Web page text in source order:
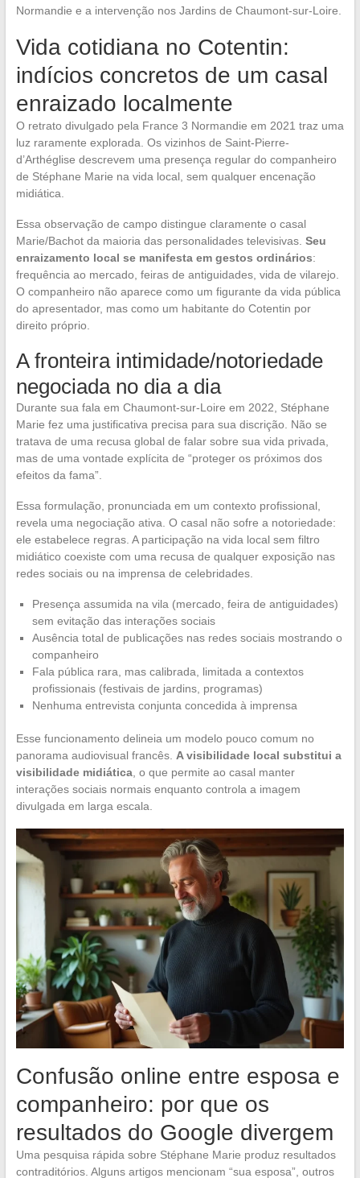
Normandie e a intervenção nos Jardins de Chaumont-sur-Loire.
Vida cotidiana no Cotentin:
indícios concretos de um casal
enraizado localmente
O retrato divulgado pela France 3 Normandie em 2021 traz uma
luz raramente explorada. Os vizinhos de Saint-Pierre-
d’Arthéglise descrevem uma presença regular do companheiro
de Stéphane Marie na vida local, sem qualquer encenação
midiática.
Essa observação de campo distingue claramente o casal
Marie/Bachot da maioria das personalidades televisivas. Seu
enraizamento local se manifesta em gestos ordinários:
frequência ao mercado, feiras de antiguidades, vida de vilarejo.
O companheiro não aparece como um figurante da vida pública
do apresentador, mas como um habitante do Cotentin por
direito próprio.
A fronteira intimidade/notoriedade
negociada no dia a dia
Durante sua fala em Chaumont-sur-Loire em 2022, Stéphane
Marie fez uma justificativa precisa para sua discrição. Não se
tratava de uma recusa global de falar sobre sua vida privada,
mas de uma vontade explícita de “proteger os próximos dos
efeitos da fama”.
Essa formulação, pronunciada em um contexto profissional,
revela uma negociação ativa. O casal não sofre a notoriedade:
ele estabelece regras. A participação na vida local sem filtro
midiático coexiste com uma recusa de qualquer exposição nas
redes sociais ou na imprensa de celebridades.
Presença assumida na vila (mercado, feira de antiguidades)
sem evitação das interações sociais
Ausência total de publicações nas redes sociais mostrando o
companheiro
Fala pública rara, mas calibrada, limitada a contextos
profissionais (festivais de jardins, programas)
Nenhuma entrevista conjunta concedida à imprensa
Esse funcionamento delineia um modelo pouco comum no
panorama audiovisual francês. A visibilidade local substitui a
visibilidade midiática, o que permite ao casal manter
interações sociais normais enquanto controla a imagem
divulgada em larga escala.
Confusão online entre esposa e
companheiro: por que os
resultados do Google divergem
Uma pesquisa rápida sobre Stéphane Marie produz resultados
contraditórios. Alguns artigos mencionam “sua esposa”, outros